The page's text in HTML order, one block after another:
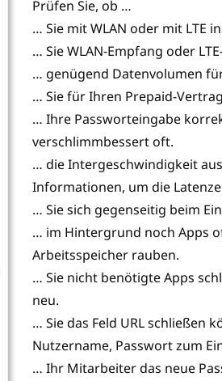
Prüfen Sie, ob …
… Sie mit WLAN oder mit LTE
… Sie WLAN-Empfang oder
… genügend Datenvolumen
… Sie für Ihren Prepaid-
… Ihre Passworteingabe
verschlimmbessert oft.
… die Intergeschwindigkeit
Informationen, um die
… Sie sich gegenseitig beim
… im Hintergrund noch Apps
Arbeitsspeicher rauben.
… Sie nicht benötigte Apps
neu.
… Sie das Feld URL schließen
Nutzername, Passwort zum
… Ihr Mitarbeiter das neue